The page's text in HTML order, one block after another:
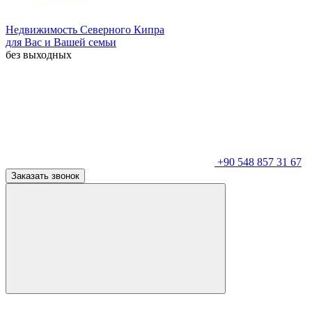
Недвижимость Северного Кипра
для Вас и Вашей семьи
без выходных
+90 548 857 31 67
Заказать звонок